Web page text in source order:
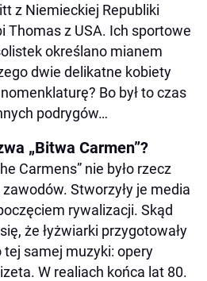
z Niemieckiej Republiki
Thomas z USA. Ich sportowe
określano mianem
dwie delikatne kobiety
Bo był to czas
podrygów…
„Bitwa Carmen”?
Carmens” nie było rzecz
Stworzyły je media
rywalizacji. Skąd
że łyżwiarki przygotowały
samej muzyki: opery
W realiach końca lat 80.